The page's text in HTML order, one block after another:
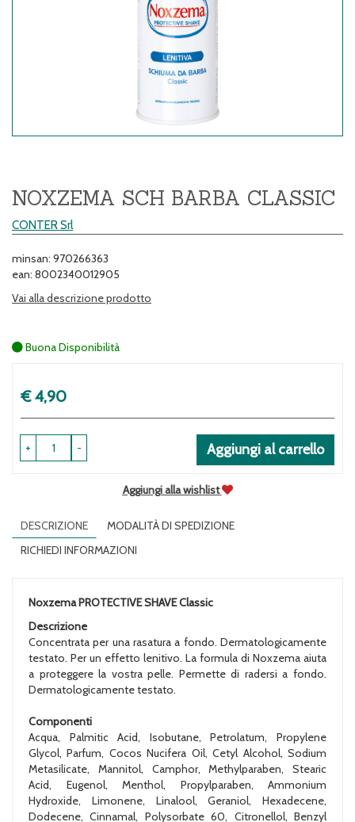
NOXZEMA SCH BARBA CLASSIC
CONTER Srl
minsan: 970266363
ean: 8002340012905
Vai alla descrizione prodotto
Buona Disponibilità
Prezzo
€ 4,90
-
+ Aggiungi al carrello
Aggiungi alla wishlist
DESCRIZIONE
MODALITÀ DI SPEDIZIONE
RICHIEDI INFORMAZIONI
Noxzema PROTECTIVE SHAVE Classic
Descrizione
Concentrata per una rasatura a fondo. Dermatologicamente
testato. Per un effetto lenitivo. La formula di Noxzema aiuta
a proteggere la vostra pelle. Permette di radersi a fondo.
Dermatologicamente testato.
Componenti
Acqua, Palmitic Acid, Isobutane, Petrolatum, Propylene
Glycol, Parfum, Cocos Nucifera Oil, Cetyl Alcohol, Sodium
Metasilicate, Mannitol, Camphor, Methylparaben, Stearic
Acid, Eugenol, Menthol, Propylparaben, Ammonium
Hydroxide, Limonene, Linalool, Geraniol, Hexadecene,
Dodecene, Cinnamal, Polysorbate 60, Citronellol, Benzyl